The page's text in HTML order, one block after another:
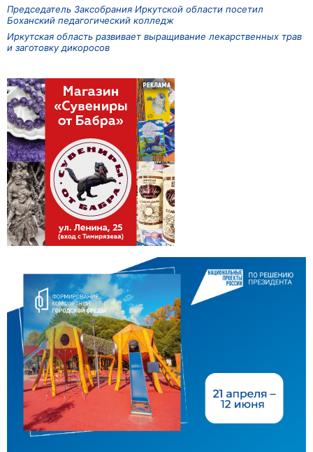
Председатель Заксобрания Иркутской области посетил
Боханский педагогический колледж
Иркутская область развивает выращивание лекарственных трав
и заготовку дикоросов